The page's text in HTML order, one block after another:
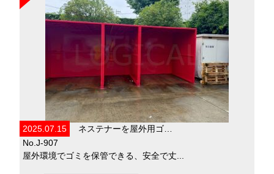
2025.07.15
ネステナーを屋外用ゴ…
No.J-907
屋外環境でゴミを保管できる、安全で丈...